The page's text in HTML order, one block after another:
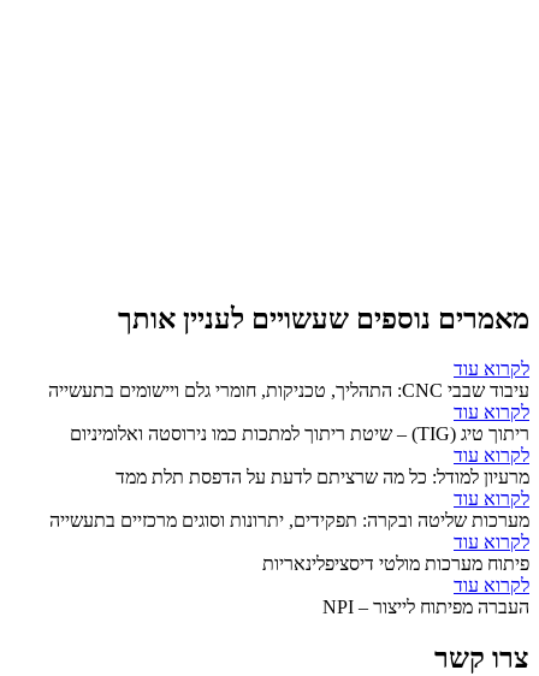
מאמרים נוספים שעשויים לעניין אותך
לקרוא עוד
עיבוד שבבי CNC: התהליך, טכניקות, חומרי גלם ויישומים בתעשייה
לקרוא עוד
ריתוך טיג (TIG) – שיטת ריתוך למתכות כמו נירוסטה ואלומיניום
לקרוא עוד
מרעיון למודל: כל מה שרציתם לדעת על הדפסת תלת ממד
לקרוא עוד
מערכות שליטה ובקרה: תפקידים, יתרונות וסוגים מרכזיים בתעשייה
לקרוא עוד
פיתוח מערכות מולטי דיסציפלינאריות
לקרוא עוד
העברה מפיתוח לייצור – NPI
צרו קשר